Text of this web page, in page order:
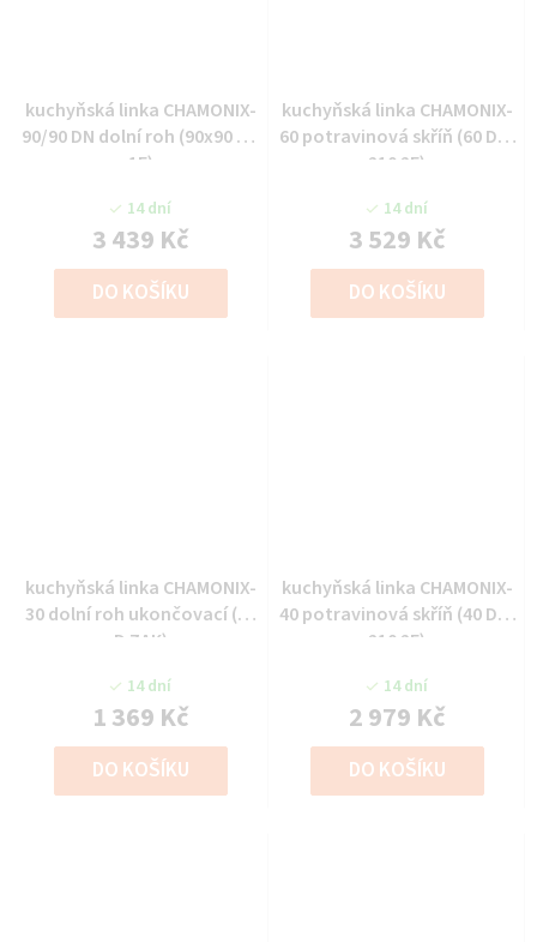
kuchyňská linka CHAMONIX-
90/90 DN dolní roh (90x90 DN
1F)
14 dní
3 439 Kč
DO KOŠÍKU
kuchyňská linka CHAMONIX-
60 potravinová skříň (60 DK-
210 2F)
14 dní
3 529 Kč
DO KOŠÍKU
kuchyňská linka CHAMONIX-
30 dolní roh ukončovací (30
D ZAK)
14 dní
1 369 Kč
DO KOŠÍKU
kuchyňská linka CHAMONIX-
40 potravinová skříň (40 DK-
210 2F)
14 dní
2 979 Kč
DO KOŠÍKU